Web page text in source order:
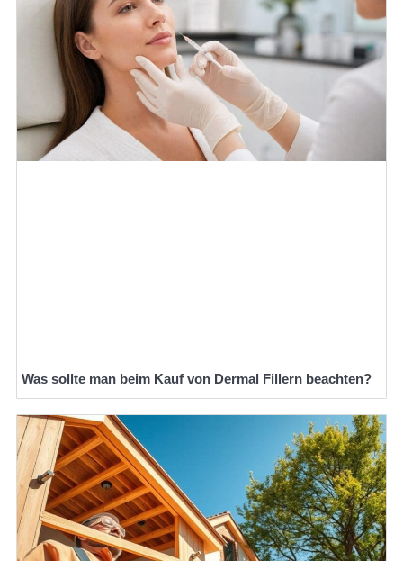
Was sollte man beim Kauf von Dermal Fillern beachten?